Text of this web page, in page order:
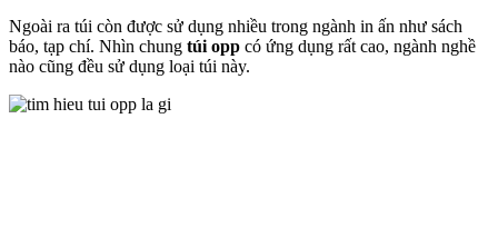
Ngoài ra túi còn được sử dụng nhiều trong ngành in ấn như sách
báo, tạp chí. Nhìn chung túi opp có ứng dụng rất cao, ngành nghề
nào cũng đều sử dụng loại túi này.